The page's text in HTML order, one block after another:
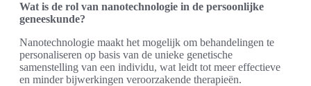
Wat is de rol van nanotechnologie in de persoonlijke
geneeskunde?
Nanotechnologie maakt het mogelijk om behandelingen te
personaliseren op basis van de unieke genetische
samenstelling van een individu, wat leidt tot meer effectieve
en minder bijwerkingen veroorzakende therapieën.